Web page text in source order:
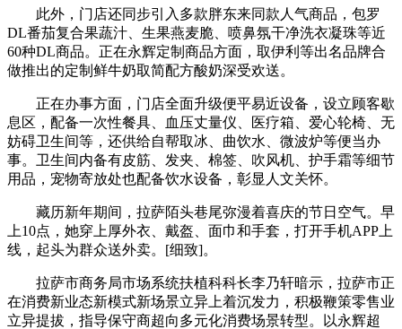
此外，门店还同步引入多款胖东来同款人气商品，包罗
DL番茄复合果蔬汁、生果燕麦脆、喷鼻氛干净洗衣凝珠等近
60种DL商品。正在永辉定制商品方面，取伊利等出名品牌合
做推出的定制鲜牛奶取简配方酸奶深受欢送。
正在办事方面，门店全面升级便平易近设备，设立顾客歇
息区，配备一次性餐具、血压丈量仪、医疗箱、爱心轮椅、无
妨碍卫生间等，还供给自帮取冰、曲饮水、微波炉等便当办
事。卫生间内备有皮筋、发夹、棉签、吹风机、护手霜等细节
用品，宠物寄放处也配备饮水设备，彰显人文关怀。
藏历新年期间，拉萨陌头巷尾弥漫着喜庆的节日空气。早
上10点，她穿上厚外衣、戴盔、面巾和手套，打开手机APP上
线，起头为群众送外卖。[细致]。
拉萨市商务局市场系统扶植科科长李乃轩暗示，拉萨市正
在消费新业态新模式新场景立异上着沉发力，积极鞭策零售业
立异提拔，指导保守商超向多元化消费场景转型。以永辉超